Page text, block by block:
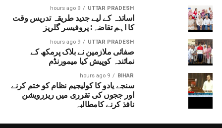
UTTAR PRADESH
9 hours ago
اساتذہ کے لیے جدید طریقہ تدریس وقت
کا اہم تقاضہ: پروفیسر گلریز
UTTAR PRADESH
9 hours ago
صفائی ملازمین نے بلاک پرمکھ کے
نمائندہ کوپیش کیا میمورنڈم
BIHAR
9 hours ago
سنجے یادو کا کولیجیم نظام کو ختم کرنے
اور ججوں کی تقرری میں ریزرویشن
نافذ کرنے کامطالبہ